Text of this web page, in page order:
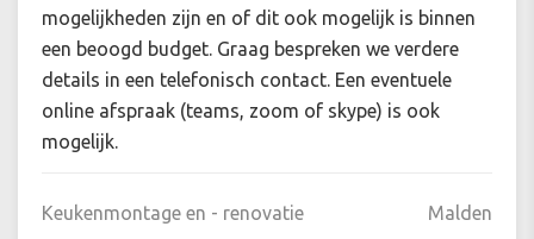
mogelijkheden zijn en of dit ook mogelijk is binnen
een beoogd budget. Graag bespreken we verdere
details in een telefonisch contact. Een eventuele
online afspraak (teams, zoom of skype) is ook
mogelijk.
Keukenmontage en - renovatie Malden